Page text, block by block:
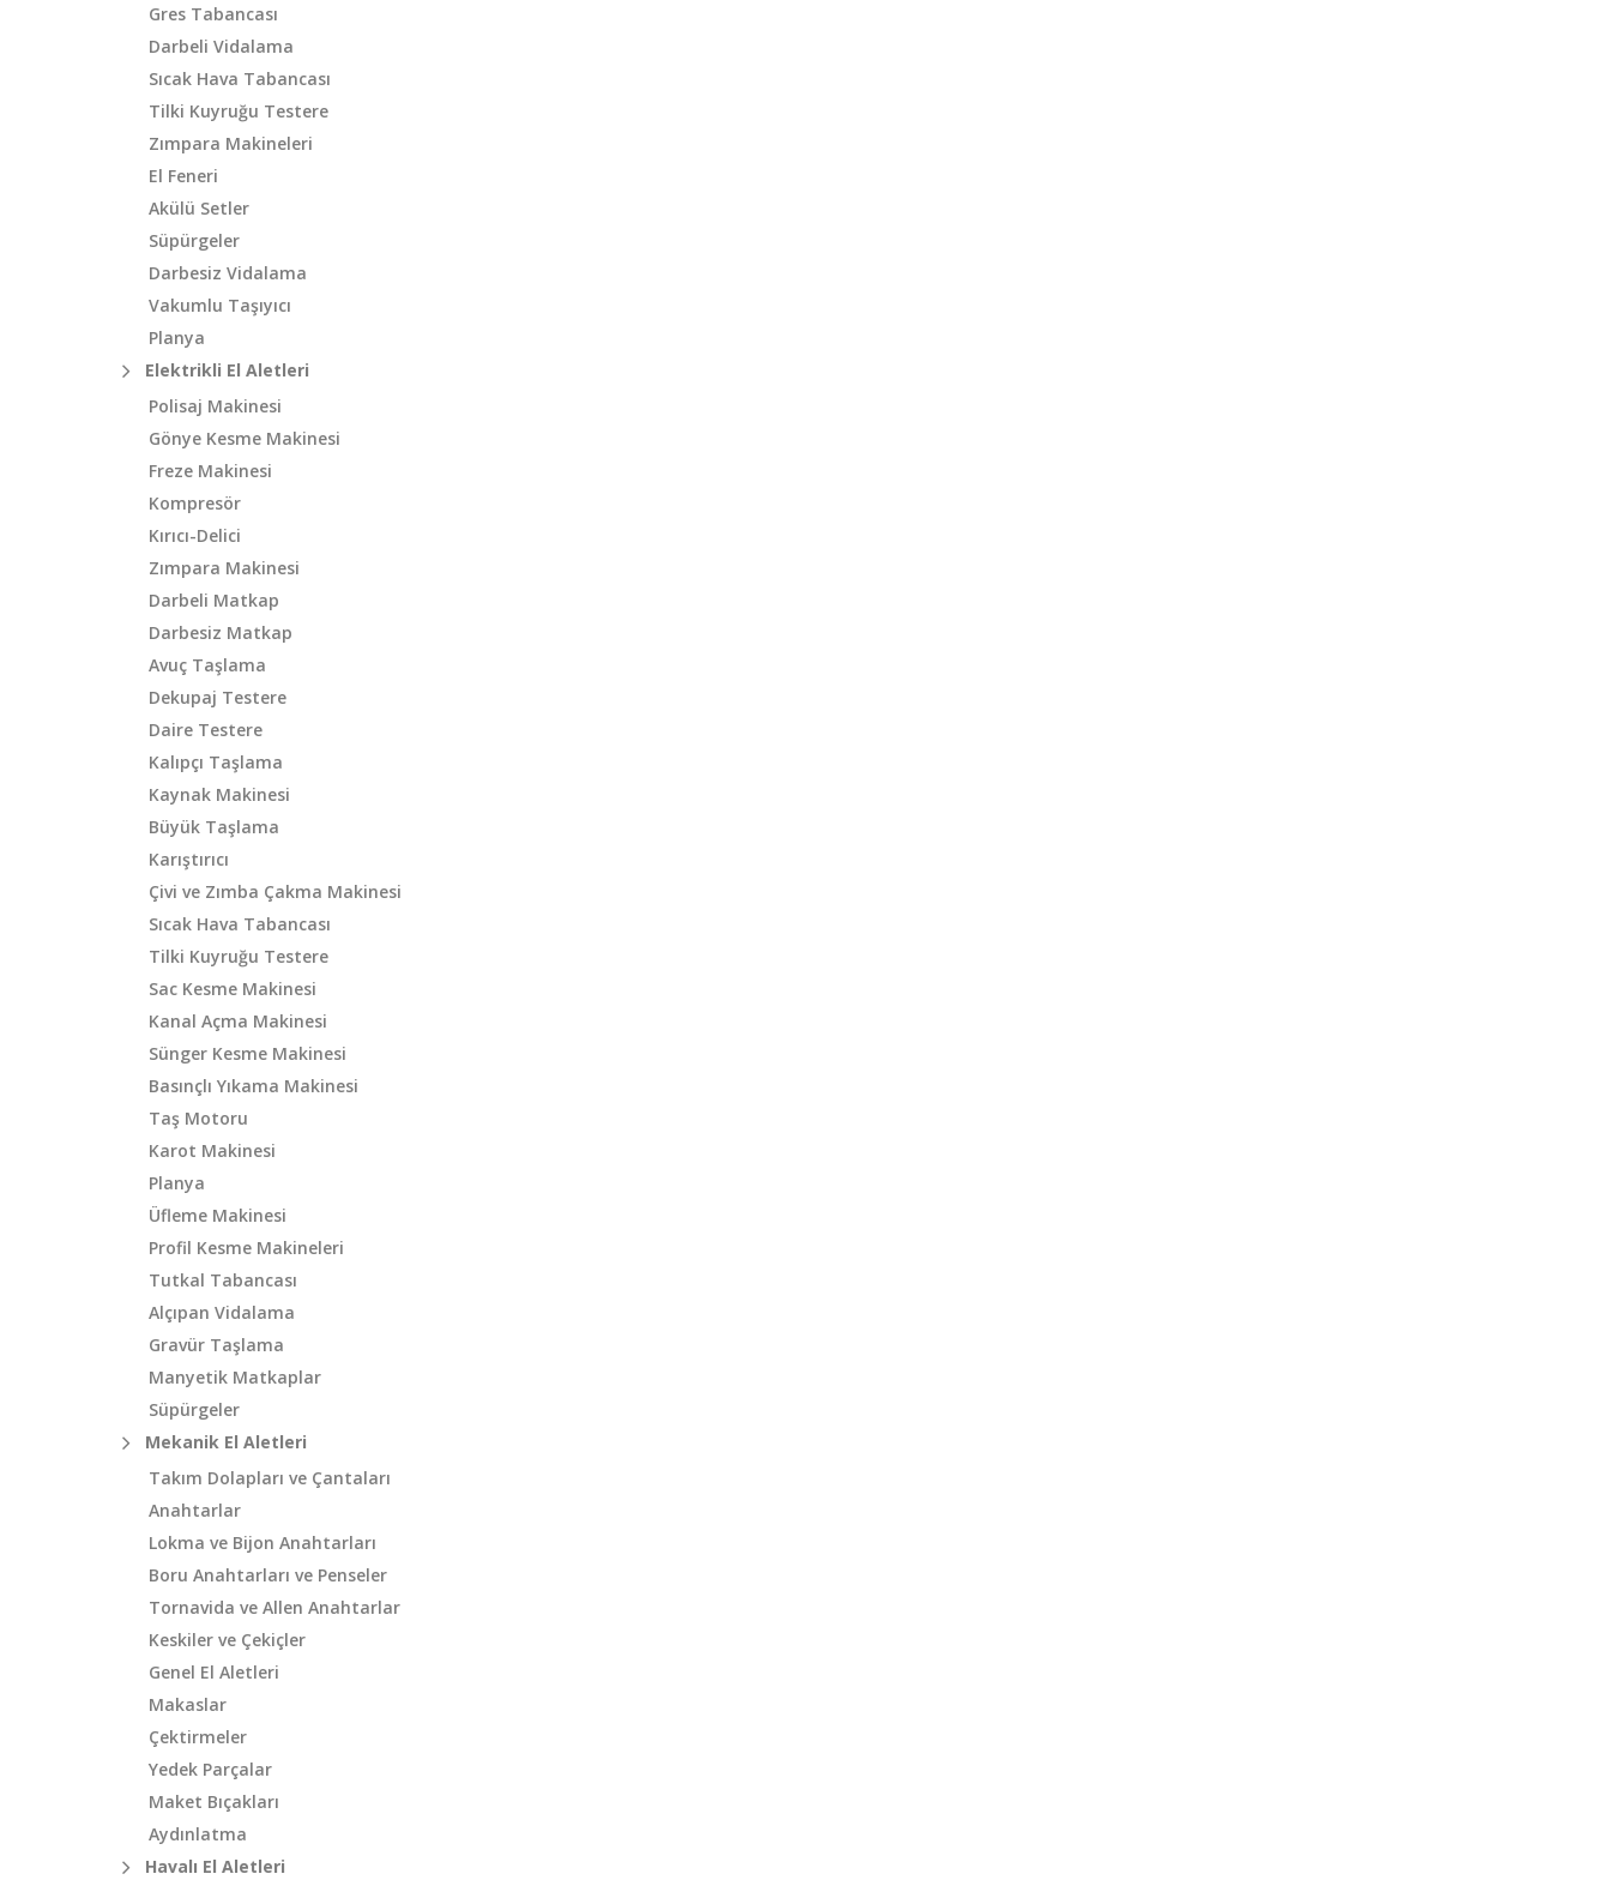
Gres Tabancası
Darbeli Vidalama
Sıcak Hava Tabancası
Tilki Kuyruğu Testere
Zımpara Makineleri
El Feneri
Akülü Setler
Süpürgeler
Darbesiz Vidalama
Vakumlu Taşıyıcı
Planya
Elektrikli El Aletleri
Polisaj Makinesi
Gönye Kesme Makinesi
Freze Makinesi
Kompresör
Kırıcı-Delici
Zımpara Makinesi
Darbeli Matkap
Darbesiz Matkap
Avuç Taşlama
Dekupaj Testere
Daire Testere
Kalıpçı Taşlama
Kaynak Makinesi
Büyük Taşlama
Karıştırıcı
Çivi ve Zımba Çakma Makinesi
Sıcak Hava Tabancası
Tilki Kuyruğu Testere
Sac Kesme Makinesi
Kanal Açma Makinesi
Sünger Kesme Makinesi
Basınçlı Yıkama Makinesi
Taş Motoru
Karot Makinesi
Planya
Üfleme Makinesi
Profil Kesme Makineleri
Tutkal Tabancası
Alçıpan Vidalama
Gravür Taşlama
Manyetik Matkaplar
Süpürgeler
Mekanik El Aletleri
Takım Dolapları ve Çantaları
Anahtarlar
Lokma ve Bijon Anahtarları
Boru Anahtarları ve Penseler
Tornavida ve Allen Anahtarlar
Keskiler ve Çekiçler
Genel El Aletleri
Makaslar
Çektirmeler
Yedek Parçalar
Maket Bıçakları
Aydınlatma
Havalı El Aletleri